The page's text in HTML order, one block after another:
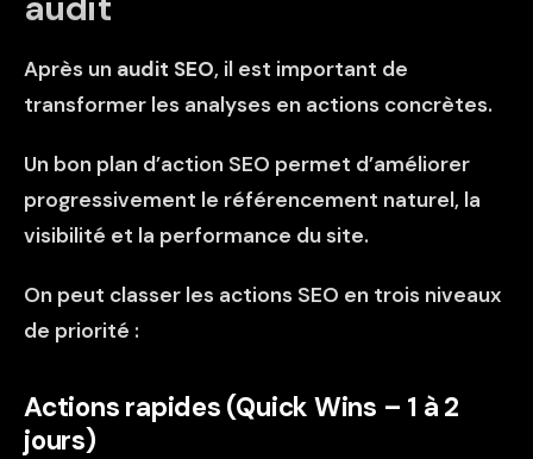
Après un audit SEO, il est important de
transformer les analyses en actions concrètes.
Un bon plan d’action SEO permet d’améliorer
progressivement le référencement naturel, la
visibilité et la performance du site.
On peut classer les actions SEO en trois niveaux
de priorité :
Actions rapides (Quick Wins – 1 à 2
jours)